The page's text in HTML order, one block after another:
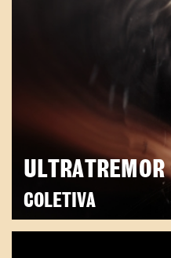
ULTRATREMOR
COLETIVA